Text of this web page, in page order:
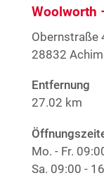
Woolworth
Obernstraße
28832 Achim
Entfernung
27.02 km
Mo. - Fr.
Sa. 09:00 -